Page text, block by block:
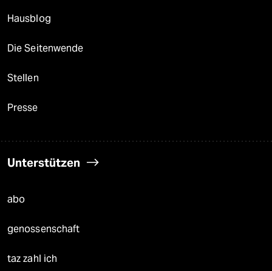
Hausblog
Die Seitenwende
Stellen
Presse
Unterstützen
abo
genossenschaft
taz zahl ich